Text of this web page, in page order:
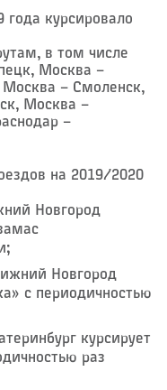
курсировало
в том числе
Москва –
Москва – ​Смоленск,
Москва –
–
на 2019/2020
Новгород
Новгород
с периодичностью
курсирует
раз